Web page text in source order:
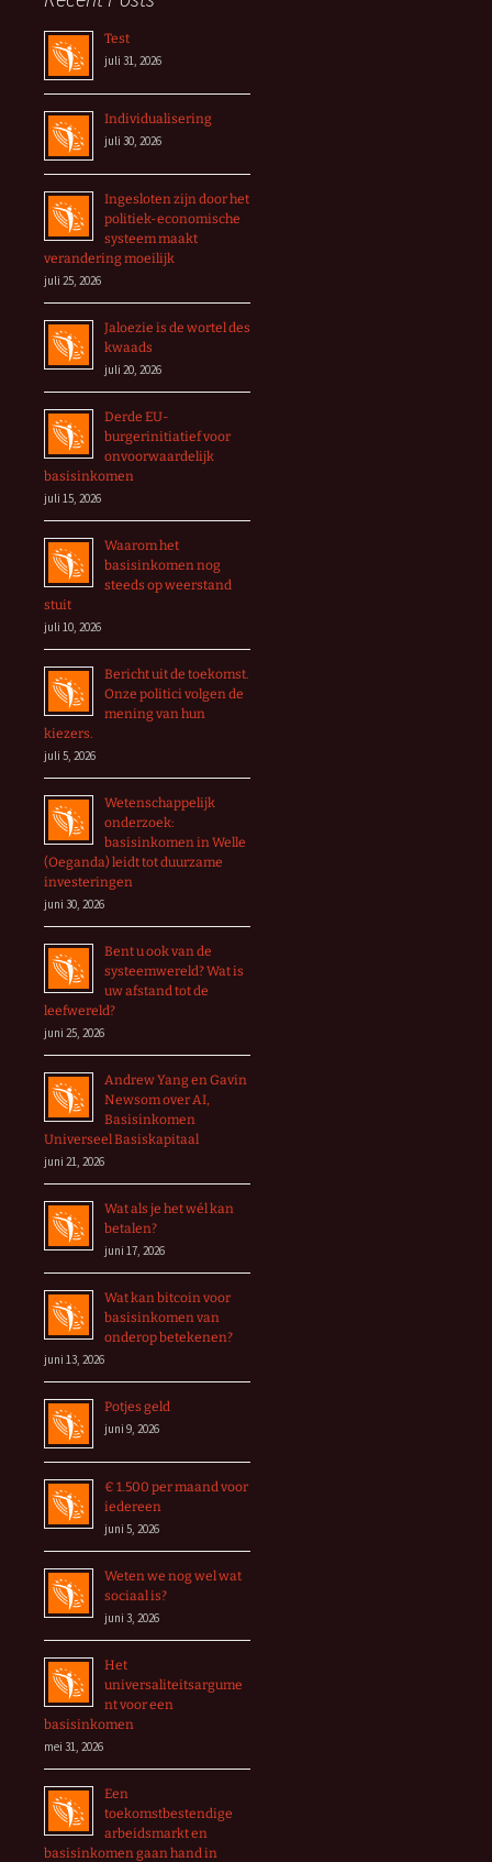
Test
juli 31, 2026
Individualisering
juli 30, 2026
Ingesloten zijn door het
politiek-economische
systeem maakt
verandering moeilijk
juli 25, 2026
Jaloezie is de wortel des
kwaads
juli 20, 2026
Derde EU-
burgerinitiatief voor
onvoorwaardelijk
basisinkomen
juli 15, 2026
Waarom het
basisinkomen nog
steeds op weerstand
stuit
juli 10, 2026
Bericht uit de toekomst.
Onze politici volgen de
mening van hun
kiezers.
juli 5, 2026
Wetenschappelijk
onderzoek:
basisinkomen in Welle
(Oeganda) leidt tot duurzame
investeringen
juni 30, 2026
Bent u ook van de
systeemwereld? Wat is
uw afstand tot de
leefwereld?
juni 25, 2026
Andrew Yang en Gavin
Newsom over AI,
Basisinkomen
Universeel Basiskapitaal
juni 21, 2026
Wat als je het wél kan
betalen?
juni 17, 2026
Wat kan bitcoin voor
basisinkomen van
onderop betekenen?
juni 13, 2026
Potjes geld
juni 9, 2026
€ 1.500 per maand voor
iedereen
juni 5, 2026
Weten we nog wel wat
sociaal is?
juni 3, 2026
Het
universaliteitsargume
nt voor een
basisinkomen
mei 31, 2026
Een
toekomstbestendige
arbeidsmarkt en
basisinkomen gaan hand in